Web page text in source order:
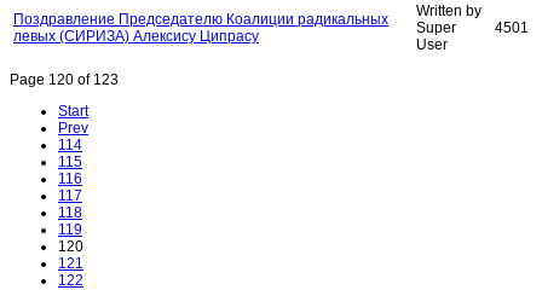
Поздравление Председателю Коалиции радикальных
левых (СИРИЗА) Алексису Ципрасу
Written by
Super
User
4501
Page 120 of 123
Start
Prev
114
115
116
117
118
119
120
121
122